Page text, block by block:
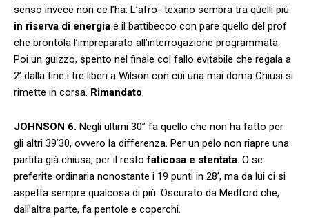
senso invece non ce l’ha. L’afro- texano sembra tra quelli più
in riserva di energia e il battibecco con pare quello del prof
che brontola l’impreparato all’interrogazione programmata.
Poi un guizzo, spento nel finale col fallo evitabile che regala a
2’ dalla fine i tre liberi a Wilson con cui una mai doma Chiusi si
rimette in corsa. Rimandato.
JOHNSON 6. Negli ultimi 30” fa quello che non ha fatto per
gli altri 39’30, ovvero la differenza. Per un pelo non riapre una
partita già chiusa, per il resto faticosa e stentata. O se
preferite ordinaria nonostante i 19 punti in 28’, ma da lui ci si
aspetta sempre qualcosa di più. Oscurato da Medford che,
dall’altra parte, fa pentole e coperchi.